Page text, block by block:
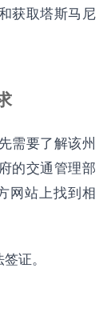
获取塔斯马尼
需要了解该州
的交通管理部
网站上找到相
证。